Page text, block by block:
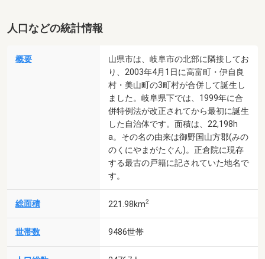
人口などの統計情報
概要
山県市は、岐阜市の北部に隣接してお
り、2003年4月1日に高富町・伊自良
村・美山町の3町村が合併して誕生し
ました。岐阜県下では、1999年に合
併特例法が改正されてから最初に誕生
した自治体です。面積は、22,198h
a。その名の由来は御野国山方郡(みの
のくにやまがたぐん)。正倉院に現存
する最古の戸籍に記されていた地名で
す。
総面積 221.98km2
世帯数 9486世帯